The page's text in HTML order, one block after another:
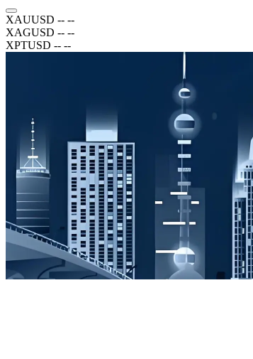
XAUUSD -- --
XAGUSD -- --
XPTUSD -- --